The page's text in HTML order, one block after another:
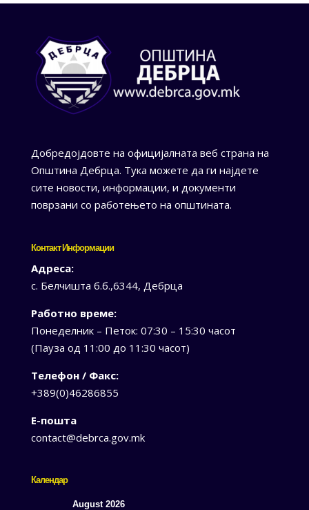
Добредојдовте на официјалната веб страна на
Општина Дебрца. Тука можете да ги најдете
сите новости, информации, и документи
поврзани со работењето на општината.
Контакт Информации
Адреса:
с. Белчишта б.б.,6344, Дебрца
Работно време:
Понеделник – Петок: 07:30 – 15:30 часот
(Пауза од 11:00 до 11:30 часот)
Телефон / Факс:
+389(0)46286855
Е-пошта
contact@debrca.gov.mk
Календар
August 2026